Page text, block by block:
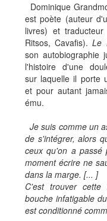
Dominique
est poète (auteur
livres) et
Ritsos, Cavafis).Le
son autobiographie
l'histoire d'une
sur laquelle il porte
et pour autant
ému.
Je suis comme un
de s'intégrer, alors
ceux qu'on a passé
moment écrire ne
dans la marge. [... ]
C'est trouver
bouche infatigable
est conditionné